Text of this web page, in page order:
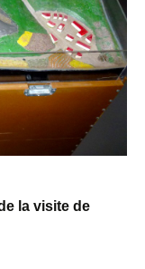
la visite de